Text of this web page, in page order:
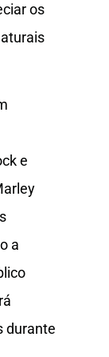
os
e
a
durante